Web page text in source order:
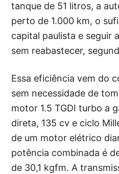
tanque de 51 litros, a
perto de 1.000 km, o
capital paulista e seguir
sem reabastecer,
Essa eficiência vem do
sem necessidade de
motor 1.5 TGDI turbo a
direta, 135 cv e ciclo
de um motor elétrico
potência combinada é
de 30,1 kgfm. A